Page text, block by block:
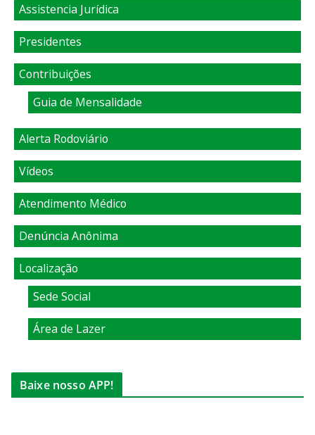
Assistencia Jurídica
Presidentes
Contribuições
Guia de Mensalidade
Alerta Rodoviário
Vídeos
Atendimento Médico
Denúncia Anônima
Localização
Sede Social
Área de Lazer
Baixe nosso APP!